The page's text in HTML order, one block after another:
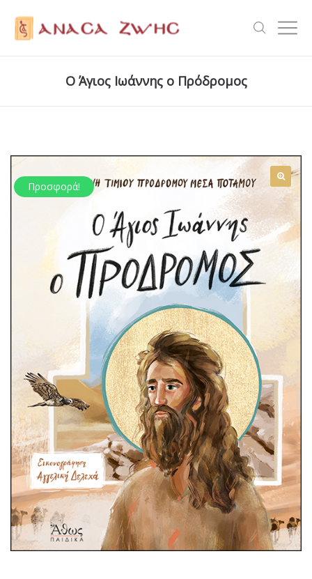
Ο Άγιος Ιωάννης ο Πρόδρομος
Προσφορά!